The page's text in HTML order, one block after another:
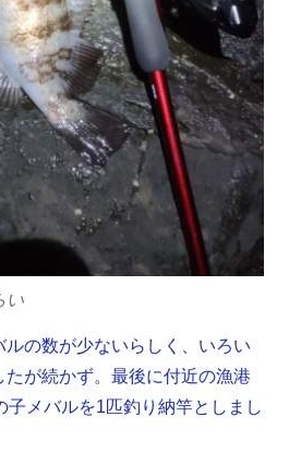
い
ルの数が少ないらしく、いろい
たが続かず。最後に付近の漁港
子メバルを1匹釣り納竿としまし